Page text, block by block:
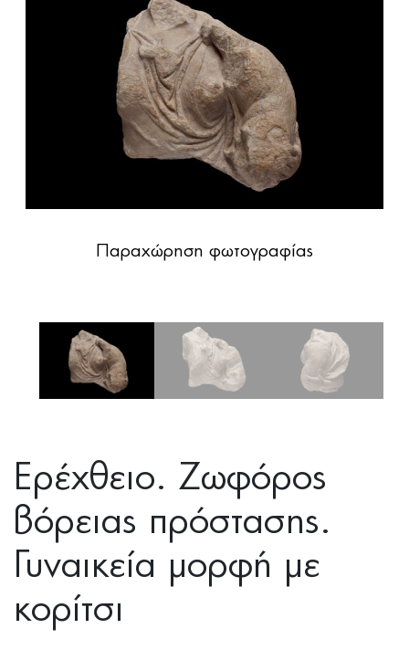
Παραχώρηση φωτογραφίας
Ερέχθειο. Ζωφόρος
βόρειας πρόστασης.
Γυναικεία μορφή με
κορίτσι